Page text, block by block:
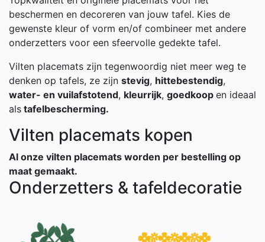
beschermen en decoreren van jouw tafel. Kies de
gewenste kleur of vorm en/of combineer met andere
onderzetters voor een sfeervolle gedekte tafel.
Vilten placemats zijn tegenwoordig niet meer weg te
denken op tafels, ze zijn stevig, hittebestendig,
water- en vuilafstotend, kleurrijk, goedkoop en ideaal
als tafelbescherming.
Vilten placemats kopen
Al onze vilten placemats worden per bestelling op
maat gemaakt.
Onderzetters & tafeldecoratie